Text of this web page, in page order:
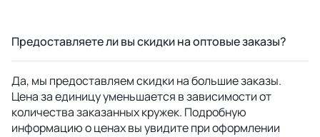
Предоставляете ли вы скидки на оптовые заказы?
Да, мы предоставляем скидки на большие заказы.
Цена за единицу уменьшается в зависимости от
количества заказанных кружек. Подробную
информацию о ценах вы увидите при оформлении